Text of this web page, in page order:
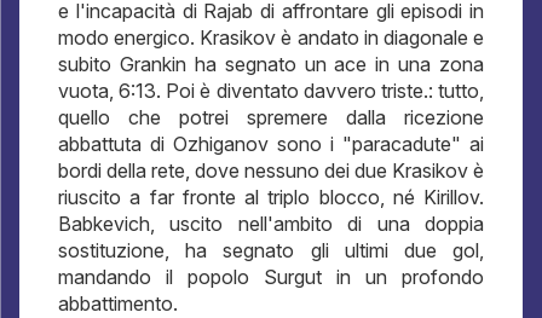
e l'incapacità di Rajab di affrontare gli episodi in
modo energico. Krasikov è andato in diagonale e
subito Grankin ha segnato un ace in una zona
vuota, 6:13. Poi è diventato davvero triste.: tutto,
quello che potrei spremere dalla ricezione
abbattuta di Ozhiganov sono i "paracadute" ai
bordi della rete, dove nessuno dei due Krasikov è
riuscito a far fronte al triplo blocco, né Kirillov.
Babkevich, uscito nell'ambito di una doppia
sostituzione, ha segnato gli ultimi due gol,
mandando il popolo Surgut in un profondo
abbattimento.